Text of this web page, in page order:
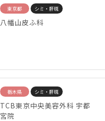
東京都 シミ・肝斑
八幡山皮ふ科
栃木県 シミ・肝斑
TCB東京中央美容外科 宇都
宮院